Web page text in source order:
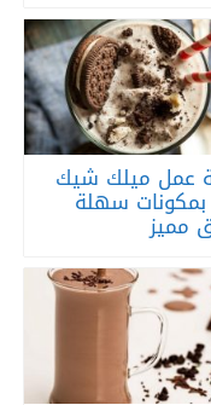
عمل ميلك شيك
بمكونات سهلة
مميز